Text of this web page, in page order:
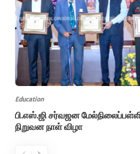
Education
பி.எஸ்.ஜி சர்வஜன
நிறுவன நாள் விழா